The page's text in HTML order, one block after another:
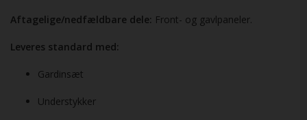
Aftagelige/nedfældbare dele: Front- og gavlpaneler.
Leveres standard med:
Gardinsæt
Understykker